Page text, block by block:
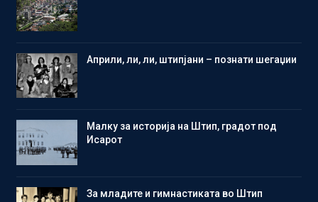
Aприли, ли, ли, штипјани – познати шегаџии
Малку за историја на Штип, градот под
Исарот
Зa младите и гимнастиката во Штип